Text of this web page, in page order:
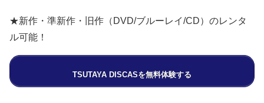
★新作・準新作・旧作（DVD/ブルーレイ/CD）のレンタ
ル可能！
TSUTAYA DISCASを無料体験する